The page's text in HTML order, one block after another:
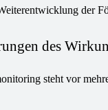
der
des
steht vor